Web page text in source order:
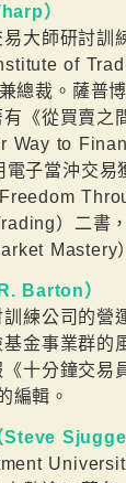
）
大師研討訓
of
總裁。薩普
《從買賣之
Way to
子當沖交易
）二書
Mastery
Barton）
練公司的營
金事業群的
十分鐘交易
編輯。
Steve